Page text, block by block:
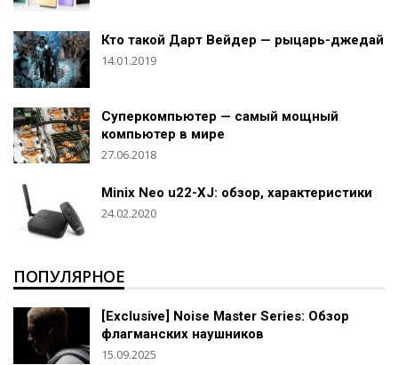
Кто такой Дарт Вейдер — рыцарь-джедай
14.01.2019
Суперкомпьютер — самый мощный
компьютер в мире
27.06.2018
Minix Neo u22-XJ: обзор, характеристики
24.02.2020
ПОПУЛЯРНОЕ
[Exclusive] Noise Master Series: Обзор
флагманских наушников
15.09.2025